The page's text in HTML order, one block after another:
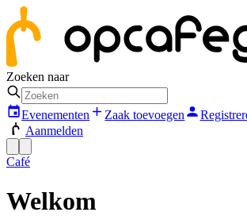
Zoeken naar
Evenementen Zaak toevoegen
Aanmelden
Café
Welkom